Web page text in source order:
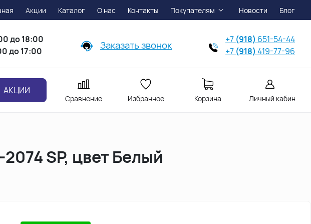
Акции Каталог О нас Контакты Покупателям Новости Блог
до 18:00
до 17:00
Заказать звонок +7 (918) 651-54-44
+7 (918) 419-77-96
АКЦИИ
Сравнение Избранное Корзина Личный кабинет
SP, цвет Белый